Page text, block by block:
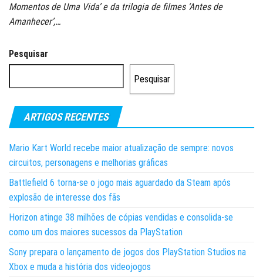
Momentos de Uma Vida’ e da trilogia de filmes ‘Antes de
Amanhecer’,…
Pesquisar
Pesquisar
ARTIGOS RECENTES
Mario Kart World recebe maior atualização de sempre: novos
circuitos, personagens e melhorias gráficas
Battlefield 6 torna-se o jogo mais aguardado da Steam após
explosão de interesse dos fãs
Horizon atinge 38 milhões de cópias vendidas e consolida-se
como um dos maiores sucessos da PlayStation
Sony prepara o lançamento de jogos dos PlayStation Studios na
Xbox e muda a história dos videojogos